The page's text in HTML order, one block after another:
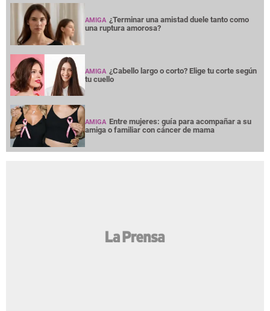
AMIGA ¿Terminar una amistad duele tanto como
una ruptura amorosa?
AMIGA ¿Cabello largo o corto? Elige tu corte según
tu cuello
AMIGA Entre mujeres: guía para acompañar a su
amiga o familiar con cáncer de mama